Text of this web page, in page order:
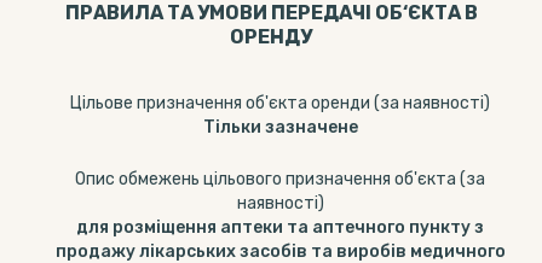
ПРАВИЛА ТА УМОВИ ПЕРЕДАЧІ ОБ‘ЄКТА В
ОРЕНДУ
Цільове призначення об'єкта оренди (за наявності)
Тільки зазначене
Опис обмежень цільового призначення об'єкта (за
наявності)
для розміщення аптеки та аптечного пункту з
продажу лікарських засобів та виробів медичного